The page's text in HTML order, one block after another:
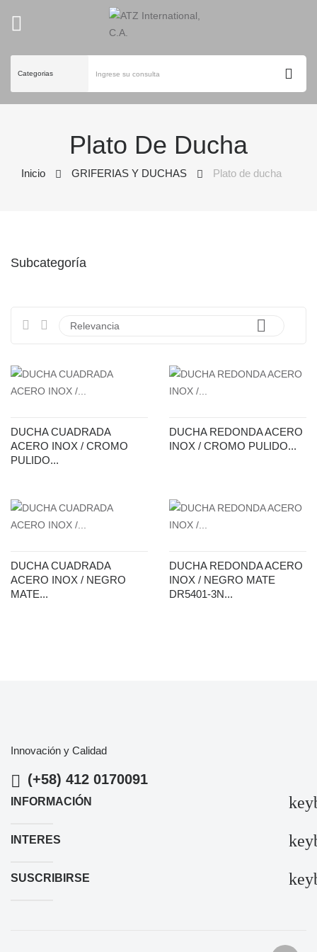
Plato De Ducha
Inicio GRIFERIAS Y DUCHAS Plato de ducha
Subcategoría
Relevancia 
DUCHA CUADRADA
ACERO INOX / CROMO
PULIDO...
DUCHA REDONDA ACERO
INOX / CROMO PULIDO...
DUCHA CUADRADA
ACERO INOX / NEGRO
MATE...
DUCHA REDONDA ACERO
INOX / NEGRO MATE
DR5401-3N...
Innovación y Calidad
(+58) 412 0170091
INFORMACIÓN
INTERES
SUSCRIBIRSE